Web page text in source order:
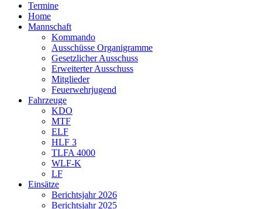
Termine
Home
Mannschaft
Kommando
Ausschüsse Organigramme
Gesetzlicher Ausschuss
Erweiterter Ausschuss
Mitglieder
Feuerwehrjugend
Fahrzeuge
KDO
MTF
ELF
HLF 3
TLFA 4000
WLF-K
LF
Einsätze
Berichtsjahr 2026
Berichtsjahr 2025